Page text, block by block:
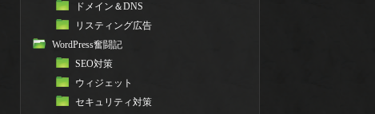
ドメイン＆DNS
リスティング広告
WordPress奮闘記
SEO対策
ウィジェット
セキュリティ対策